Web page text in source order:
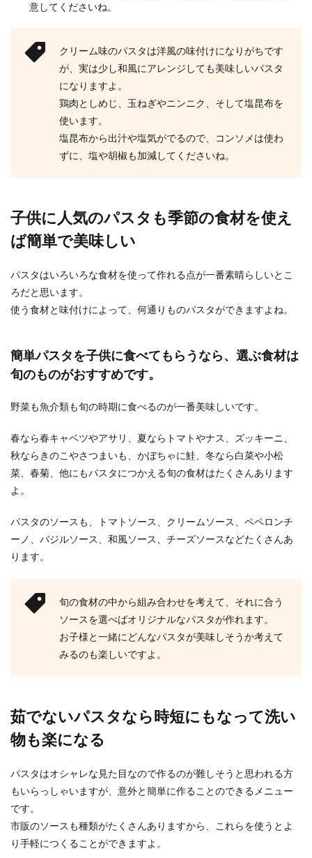
意してくださいね。
クリーム味のパスタは洋風の味付けになりがちです
が、実は少し和風にアレンジしても美味しいパスタ
になりますよ。
鶏肉としめじ、玉ねぎやニンニク、そして塩昆布を
使います。
塩昆布から出汁や塩気がでるので、コンソメは使わ
ずに、塩や胡椒も加減してくださいね。
子供に人気のパスタも季節の食材を使え
ば簡単で美味しい
パスタはいろいろな食材を使って作れる点が一番素晴らしいとこ
ろだと思います。
使う食材と味付けによって、何通りものパスタができますよね。
簡単パスタを子供に食べてもらうなら、選ぶ食材は
旬のものがおすすめです。
野菜も魚介類も旬の時期に食べるのが一番美味しいです。
春なら春キャベツやアサリ、夏ならトマトやナス、ズッキーニ、
秋ならきのこやさつまいも、かぼちゃに鮭、冬なら白菜や小松
菜、春菊、他にもパスタにつかえる旬の食材はたくさんあります
よ。
パスタのソースも、トマトソース、クリームソース、ペペロンチ
ーノ、バジルソース、和風ソース、チーズソースなどたくさんあ
ります。
旬の食材の中から組み合わせを考えて、それに合う
ソースを選べばオリジナルなパスタが作れます。
お子様と一緒にどんなパスタが美味しそうか考えて
みるのも楽しいですよ。
茹でないパスタなら時短にもなって洗い
物も楽になる
パスタはオシャレな見た目なので作るのが難しそうと思われる方
もいらっしゃいますが、意外と簡単に作ることのできるメニュー
です。
市販のソースも種類がたくさんありますから、これらを使うとよ
り手軽につくることができますよ。